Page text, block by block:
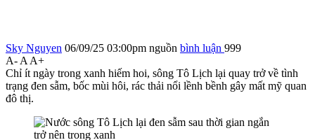
Sky Nguyen 06/09/25 03:00pm nguồn bình luận 999
A- A A+
Chỉ ít ngày trong xanh hiếm hoi, sông Tô Lịch lại quay trở về tình
trạng đen sẫm, bốc mùi hôi, rác thải nổi lềnh bềnh gây mất mỹ quan
đô thị.